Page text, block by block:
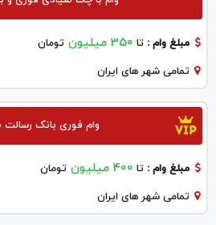
مبلغ وام : تا 350 میلیون تومان
تمامی شهر های ایران
وام فوری بانک
مبلغ وام : تا 400 میلیون تومان
تمامی شهر های ایران